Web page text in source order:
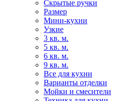
Скрытые ручки
Размер
Мини-кухни
Узкие
3 кв. м.
5 кв. м.
6 кв. м.
9 кв. м.
Все для кухни
Варианты отделки
Мойки и смесители